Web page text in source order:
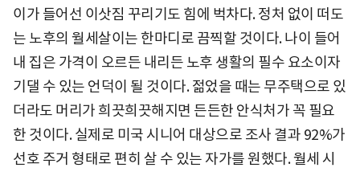
이가 들어선 이삿짐 꾸리기도 힘에 벅차다. 정처 없이 떠도
는 노후의 월세살이는 한마디로 끔찍할 것이다. 나이 들어
내 집은 가격이 오르든 내리든 노후 생활의 필수 요소이자
기댈 수 있는 언덕이 될 것이다. 젊었을 때는 무주택으로 있
더라도 머리가 희끗희끗해지면 든든한 안식처가 꼭 필요
한 것이다. 실제로 미국 시니어 대상으로 조사 결과 92%가
선호 주거 형태로 편히 살 수 있는 자가를 원했다. 월세 시